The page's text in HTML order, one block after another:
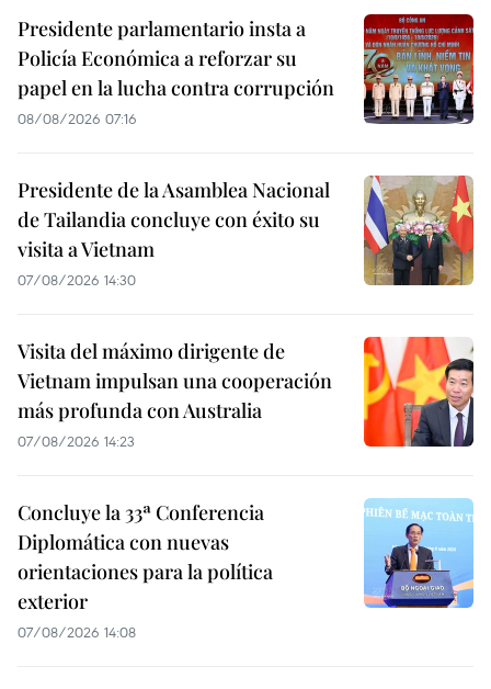
Presidente parlamentario insta a
Policía Económica a reforzar su
papel en la lucha contra corrupción
08/08/2026 07:16
Presidente de la Asamblea Nacional
de Tailandia concluye con éxito su
visita a Vietnam
07/08/2026 14:30
Visita del máximo dirigente de
Vietnam impulsan una cooperación
más profunda con Australia
07/08/2026 14:23
Concluye la 33ª Conferencia
Diplomática con nuevas
orientaciones para la política
exterior
07/08/2026 14:08